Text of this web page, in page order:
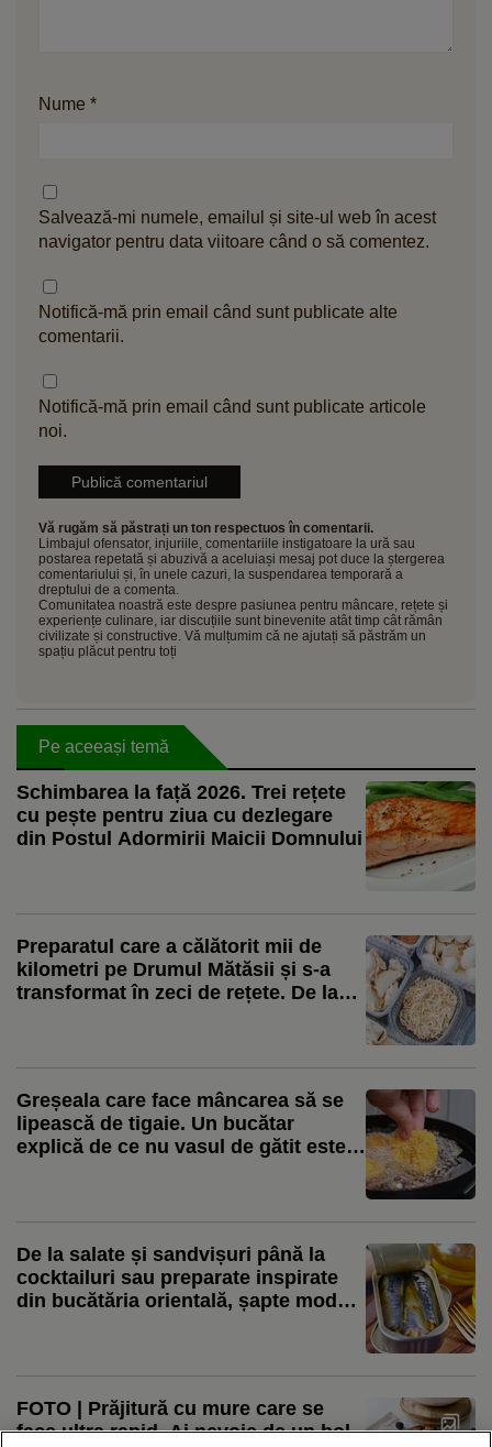
Nume *
Salvează-mi numele, emailul și site-ul web în acest
navigator pentru data viitoare când o să comentez.
Notifică-mă prin email când sunt publicate alte
comentarii.
Notifică-mă prin email când sunt publicate articole
noi.
Vă rugăm să păstrați un ton respectuos în comentarii.
Limbajul ofensator, injuriile, comentariile instigatoare la ură sau
postarea repetată și abuzivă a aceluiași mesaj pot duce la ștergerea
comentariului și, în unele cazuri, la suspendarea temporară a
dreptului de a comenta.
Comunitatea noastră este despre pasiunea pentru mâncare, rețete și
experiențe culinare, iar discuțiile sunt binevenite atât timp cât rămân
civilizate și constructive. Vă mulțumim că ne ajutați să păstrăm un
spațiu plăcut pentru toți
Pe aceeași temă
Schimbarea la față 2026. Trei rețete
cu pește pentru ziua cu dezlegare
din Postul Adormirii Maicii Domnului
Preparatul care a călătorit mii de
kilometri pe Drumul Mătăsii și s-a
transformat în zeci de rețete. De la
Greșeala care face mâncarea să se
lipească de tigaie. Un bucătar
explică de ce nu vasul de gătit este,
De la salate și sandvișuri până la
cocktailuri sau preparate inspirate
din bucătăria orientală, șapte moduri
FOTO | Prăjitură cu mure care se
face ultra rapid. Ai nevoie de un bol